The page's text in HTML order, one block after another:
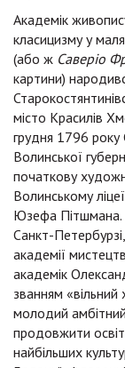
Академік
класицизму у
(або ж Саверіо
картини)
місто Красилів
грудня 1796 року
Волинської
початкову
Волинському
Юзефа Пітшмана.
Санкт-
академії
академік
званням
молодий
продовжити
найбільших